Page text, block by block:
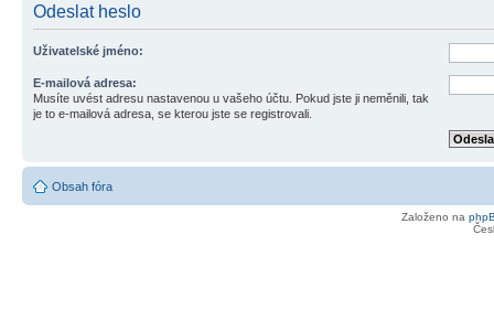
Odeslat heslo
Uživatelské jméno:
E-mailová adresa:
Musíte uvést adresu nastavenou u vašeho účtu. Pokud jste ji neměnili, tak
je to e-mailová adresa, se kterou jste se registrovali.
Obsah fóra
Založeno na